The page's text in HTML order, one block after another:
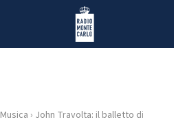
Radio Monte Carlo
Musica › John Travolta: il balletto di